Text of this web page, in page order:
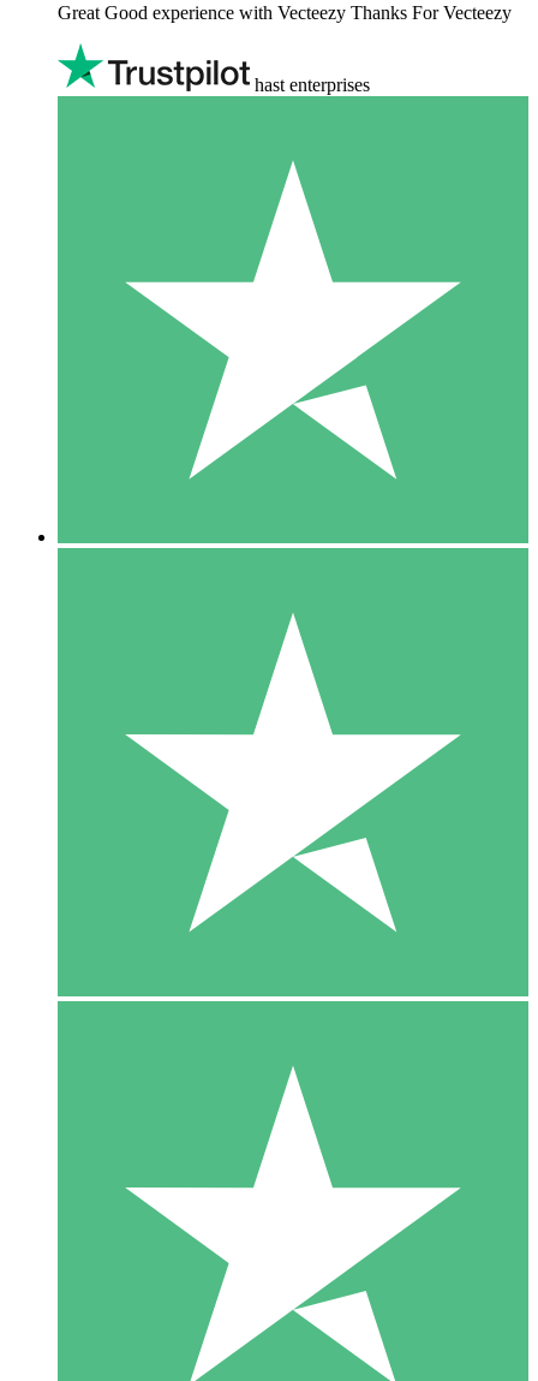
Great Good experience with Vecteezy Thanks For Vecteezy
hast enterprises